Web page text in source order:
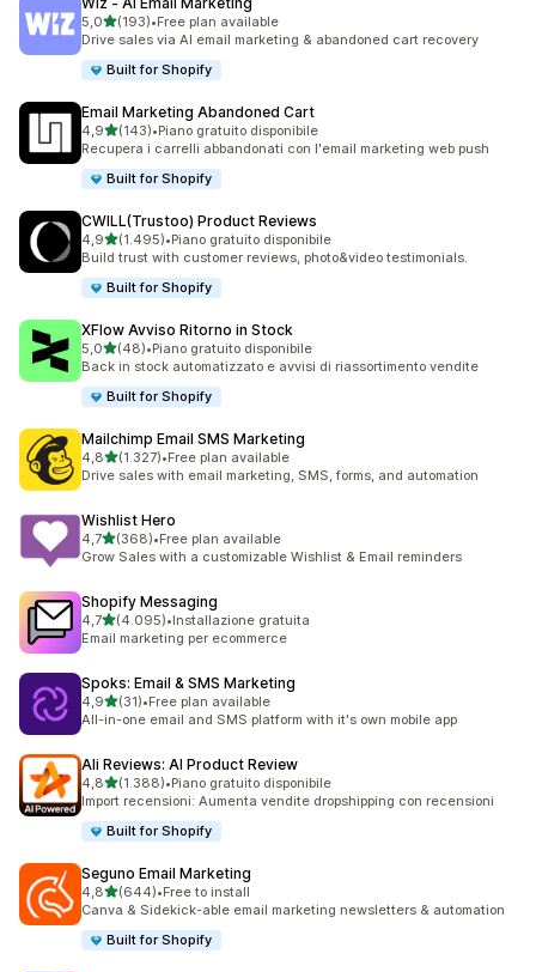
5,0stelle su 5
(193)
193 recensioni totali
•Free plan available
Drive sales via AI email marketing & abandoned cart recovery
Built for Shopify
Email Marketing Abandoned Cart
4,9stelle su 5
(143)
143 recensioni totali
•Piano gratuito disponibile
Recupera i carrelli abbandonati con l'email marketing web push
Built for Shopify
CWILL(Trustoo) Product Reviews
4,9stelle su 5
(1.495)
1495 recensioni totali
•Piano gratuito disponibile
Build trust with customer reviews, photo&video testimonials.
Built for Shopify
XFlow Avviso Ritorno in Stock
5,0stelle su 5
(48)
48 recensioni totali
•Piano gratuito disponibile
Back in stock automatizzato e avvisi di riassortimento vendite
Built for Shopify
Mailchimp Email SMS Marketing
4,8stelle su 5
(1.327)
1327 recensioni totali
•Free plan available
Drive sales with email marketing, SMS, forms, and automation
Wishlist Hero
4,7stelle su 5
(368)
368 recensioni totali
•Free plan available
Grow Sales with a customizable Wishlist & Email reminders
Shopify Messaging
4,7stelle su 5
(4.095)
4095 recensioni totali
•Installazione gratuita
Email marketing per ecommerce
Spoks: Email & SMS Marketing
4,9stelle su 5
(31)
31 recensioni totali
•Free plan available
All-in-one email and SMS platform with it's own mobile app
Ali Reviews: AI Product Review
4,8stelle su 5
(1.388)
1388 recensioni totali
•Piano gratuito disponibile
Import recensioni: Aumenta vendite dropshipping con recensioni
Built for Shopify
Seguno Email Marketing
4,8stelle su 5
(644)
644 recensioni totali
•Free to install
Canva & Sidekick-able email marketing newsletters & automation
Built for Shopify